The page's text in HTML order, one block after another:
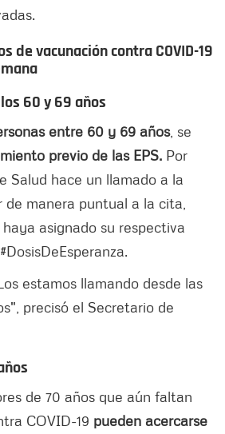
de vacunacióncontra COVID-19
60 y 69 años
entre 60 y 69 años, se
previo de las EPS. Por
Salud hace un llamado a la
de manera puntual a la cita,
asignado su respectiva
estamos llamando desde las
precisó el Secretario de
de 70 años que aún faltan
COVID-19 pueden acercarse